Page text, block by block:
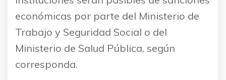
económicas por parte del Ministerio de
Trabajo y Seguridad Social o del
Ministerio de Salud Pública, según
corresponda.